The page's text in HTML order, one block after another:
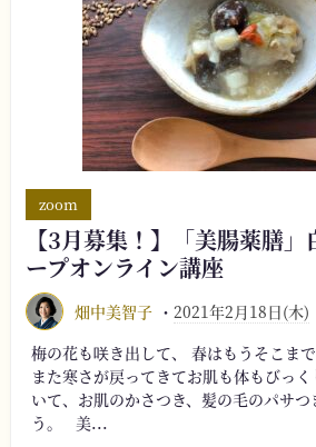
【3月募集！】「美腸薬膳
ープオンライン講座
畑中美智子 2021年2月18日(木)
zoom
梅の花も咲き出して、 春はもうそこま
また寒さが戻ってきてお肌も体もびっ
いて、お肌のかさつき、髪の毛のパサ
う。 美...